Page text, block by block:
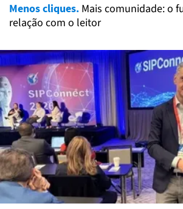
Menos cliques. Mais comunidade: o
relação com o leitor